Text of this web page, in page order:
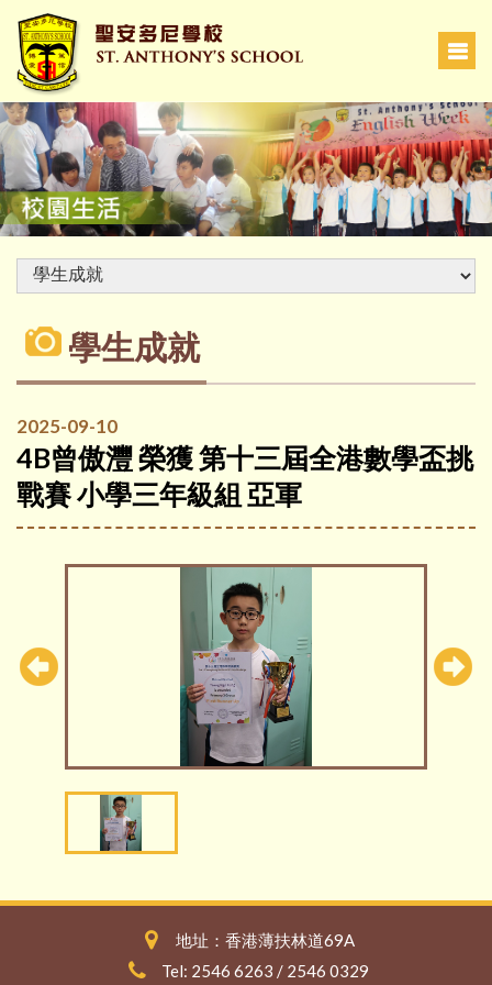
學生成就
2025-09-10
4B曾傲灃 榮獲 第十三屆全港數學盃挑
戰賽 小學三年級組 亞軍
地址：香港薄扶林道69A
Tel: 2546 6263 / 2546 0329